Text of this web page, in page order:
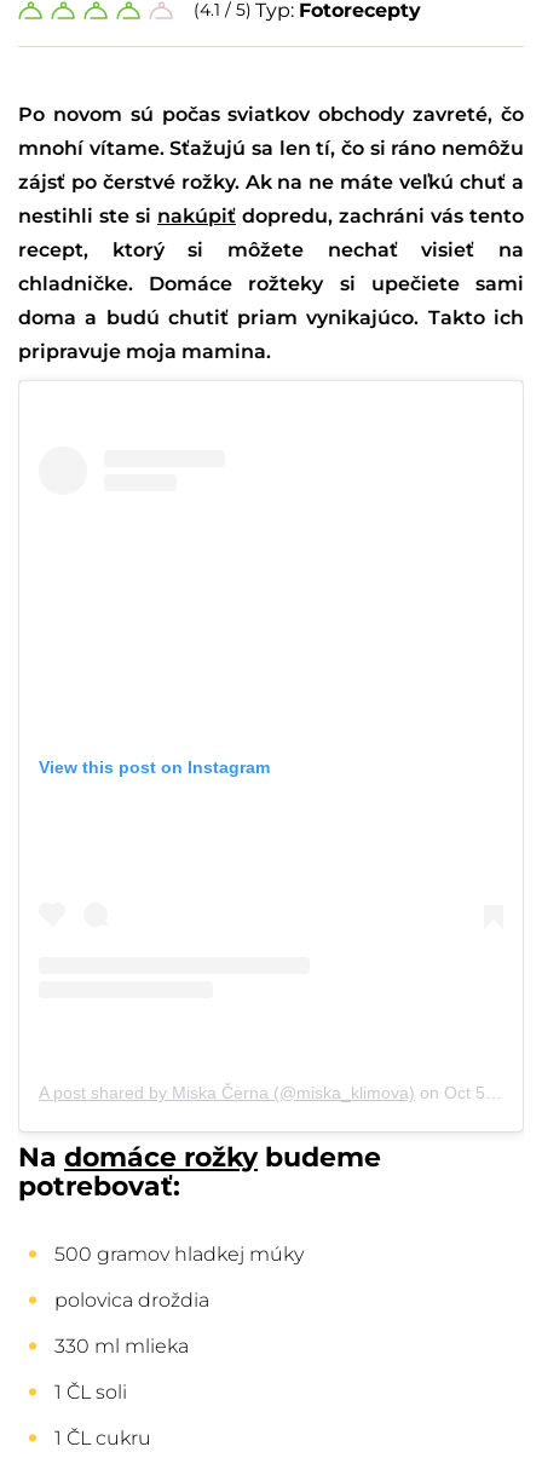
(4.1 / 5) Typ: Fotorecepty
Po novom sú počas sviatkov obchody zavreté, čo
mnohí vítame. Sťažujú sa len tí, čo si ráno nemôžu
zájsť po čerstvé rožky. Ak na ne máte veľkú chuť a
nestihli ste si nakúpiť dopredu, zachráni vás tento
recept, ktorý si môžete nechať visieť na
chladničke. Domáce rožteky si upečiete sami
doma a budú chutiť priam vynikajúco. Takto ich
pripravuje moja mamina.
View this post on Instagram
A post shared by Miska Černa (@miska_klimova) on Oct 5, 2018 at 6:55am PDT
Na domáce rožkybudeme
potrebovať:
500 gramov hladkej múky
polovica droždia
330 ml mlieka
1 ČL soli
1 ČL cukru